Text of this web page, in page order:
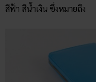
สีฟ้า สีน้ำเงิน ซึ่งหมายถึง